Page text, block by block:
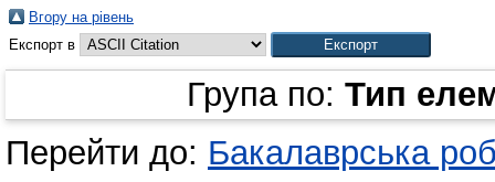
Вгору на рівень
Експорт в
Група по: Тип
Перейти до: Бакалаврська